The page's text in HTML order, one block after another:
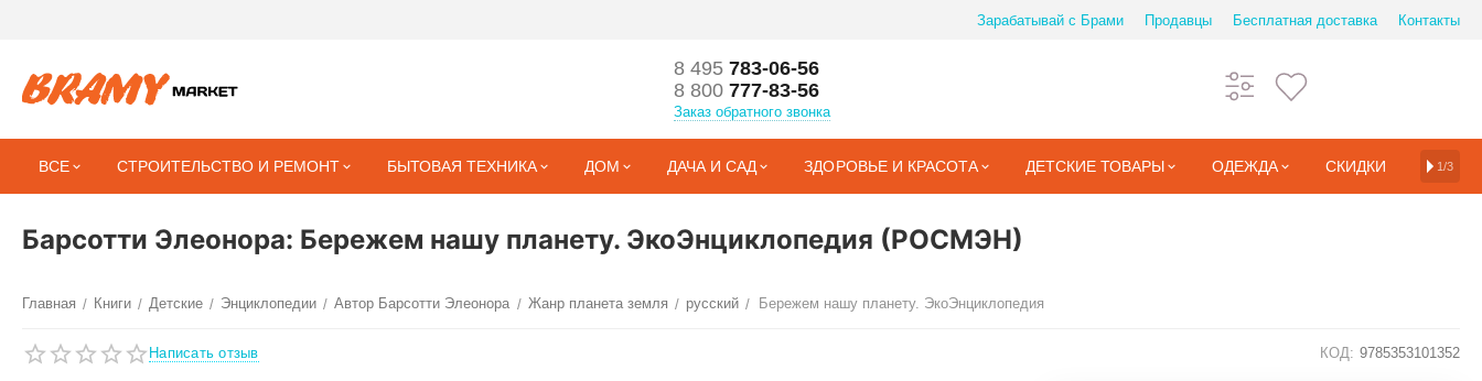
Зарабатывай с Брами Продавцы Бесплатная доставка Контакты
8 495783-06-56
8 800777-83-56
Заказ обратного звонка
ВСЕ СТРОИТЕЛЬСТВО И РЕМОНТ БЫТОВАЯ ТЕХНИКА ДОМ ДАЧА И САД ЗДОРОВЬЕ И КРАСОТА ДЕТСКИЕ ТОВАРЫ ОДЕЖДА СКИДКИ 1/3
Барсотти Элеонора: Бережем нашу планету. ЭкоЭнциклопедия (РОСМЭН)
Главная / Книги / Детские / Энциклопедии / Автор Барсотти Элеонора / Жанр планета земля / русский / Бережем нашу планету. ЭкоЭнциклопедия
Написать отзыв КОД: 9785353101352